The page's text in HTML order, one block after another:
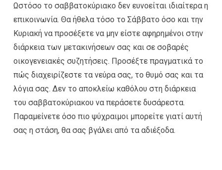
Ωστόσο το σαββατοκύριακο δεν ευνοείται ιδιαίτερα η
επικοινωνία. Θα ήθελα τόσο το Σάββατο όσο και την
Κυριακή να προσέξετε να μην είστε αφηρημένοι στην
διάρκεια των μετακινήσεων σας και σε σοβαρές
οικογενειακές συζητήσεις. Προσέξτε πραγματικά το
πώς διαχειρίζεστε τα νεύρα σας, το θυμό σας και τα
λόγια σας. Δεν το αποκλείω καθόλου στη διάρκεια
του σαββατοκύριακου να περάσετε δυσάρεστα.
Παραμείνετε όσο πιο ψύχραιμοι μπορείτε γιατί αυτή
σας η στάση, θα σας βγάλει από τα αδιέξοδα.